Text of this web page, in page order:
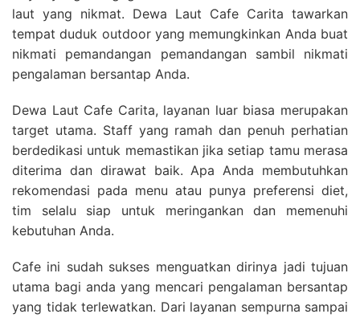
laut yang nikmat. Dewa Laut Cafe Carita tawarkan
tempat duduk outdoor yang memungkinkan Anda buat
nikmati pemandangan pemandangan sambil nikmati
pengalaman bersantap Anda.
Dewa Laut Cafe Carita, layanan luar biasa merupakan
target utama. Staff yang ramah dan penuh perhatian
berdedikasi untuk memastikan jika setiap tamu merasa
diterima dan dirawat baik. Apa Anda membutuhkan
rekomendasi pada menu atau punya preferensi diet,
tim selalu siap untuk meringankan dan memenuhi
kebutuhan Anda.
Cafe ini sudah sukses menguatkan dirinya jadi tujuan
utama bagi anda yang mencari pengalaman bersantap
yang tidak terlewatkan. Dari layanan sempurna sampai